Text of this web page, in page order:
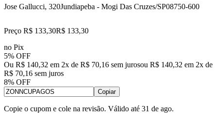
Jose Gallucci, 320Jundiapeba - Mogi Das Cruzes/SP08750-600
Preço R$ 133,30R$ 133,30
no Pix
5% OFF
Ou R$ 140,32 em 2x de R$ 70,16 sem jurosou R$ 140,32 em 2x de
R$ 70,16 sem juros
8% OFF
Copiar
Copie o cupom e cole na revisão. Válido até 31 de ago.